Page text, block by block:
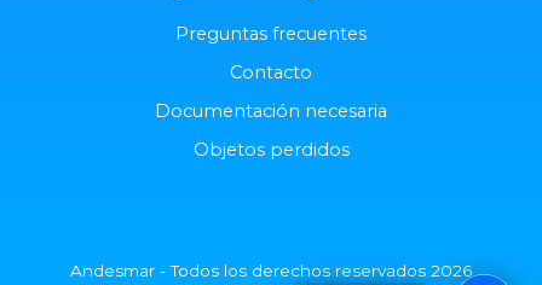
Preguntas frecuentes
Contacto
Documentación necesaria
Objetos perdidos
Andesmar - Todos los derechos reservados 2026